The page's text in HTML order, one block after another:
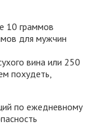
10 граммов
для мужчин
вина или 250
похудеть,
по ежедневному